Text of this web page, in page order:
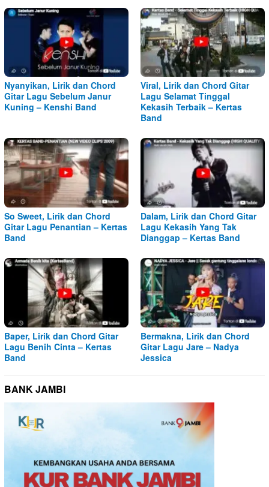
Nyanyikan, Lirik dan Chord
Gitar Lagu Sebelum Janur
Kuning – Kenshi Band
Viral, Lirik dan Chord Gitar
Lagu Selamat Tinggal
Kekasih Terbaik – Kertas
Band
So Sweet, Lirik dan Chord
Gitar Lagu Penantian – Kertas
Band
Dalam, Lirik dan Chord Gitar
Lagu Kekasih Yang Tak
Dianggap – Kertas Band
Baper, Lirik dan Chord Gitar
Lagu Benih Cinta – Kertas
Band
Bermakna, Lirik dan Chord
Gitar Lagu Jare – Nadya
Jessica
BANK JAMBI